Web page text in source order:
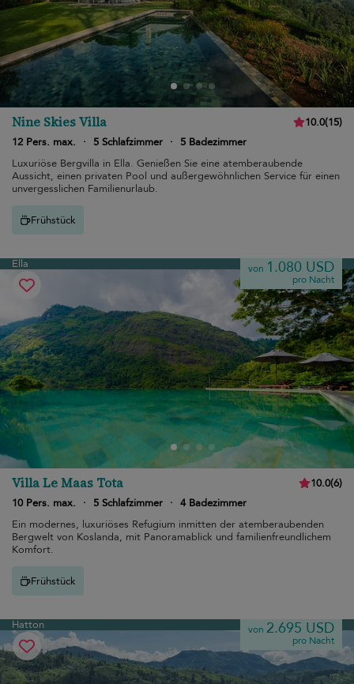
Nine Skies Villa 10.0(15)
12 Pers. max.
· 5 Schlafzimmer ·
5 Badezimmer
Luxuriöse Bergvilla in Ella. Genießen Sie eine atemberaubende
Aussicht, einen privaten Pool und außergewöhnlichen Service für einen
unvergesslichen Familienurlaub.
Frühstück
Ella von 1.080 USD
pro Nacht
Villa Le Maas Tota 10.0(6)
10 Pers. max.
· 5 Schlafzimmer · 4 Badezimmer
Ein modernes, luxuriöses Refugium inmitten der atemberaubenden
Bergwelt von Koslanda, mit Panoramablick und familienfreundlichem
Komfort.
Frühstück
Hatton von 2.695 USD
pro Nacht